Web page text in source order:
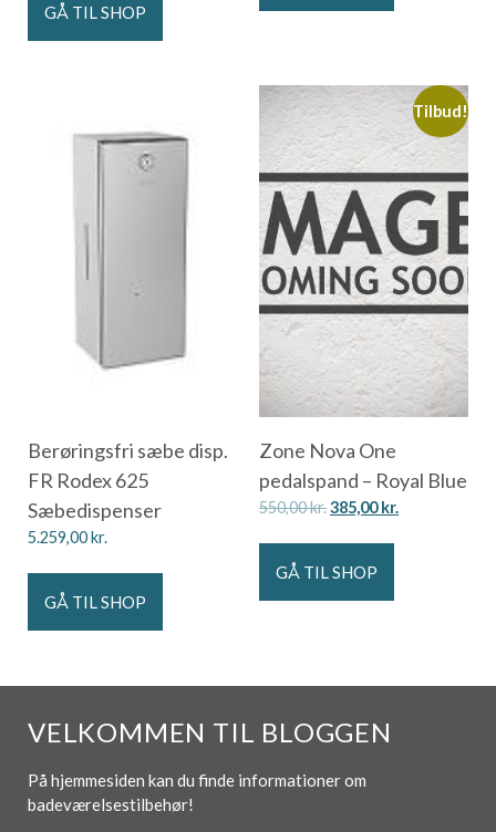
GÅ TIL SHOP
Berøringsfri sæbe disp.
FR Rodex 625
Sæbedispenser
5.259,00kr.
GÅ TIL SHOP
Tilbud!
Zone Nova One
pedalspand – Royal Blue
550,00kr.385,00kr.
GÅ TIL SHOP
VELKOMMEN TIL BLOGGEN
På hjemmesiden kan du finde informationer om
badeværelsestilbehør!